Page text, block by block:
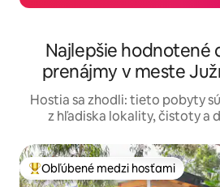
Najlepšie hodnotené
prenájmy v meste
Hostia sa zhodli: tieto pobyty
z hľadiska lokality, čistoty a
Najobľúbenejšie medzi hosťami
Obľúbené medzi hosťami